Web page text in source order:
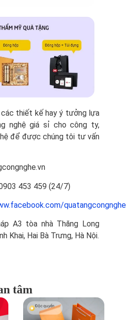
thiết kế hay ý tưởng lựa
nghệ giá sỉ cho công ty,
để được chúng tôi tư vấn
453 459 (24/7)
A3 tòa nhà Thăng Long
Khai, Hai Bà Trưng, Hà Nội.
tâm
Độc quyền